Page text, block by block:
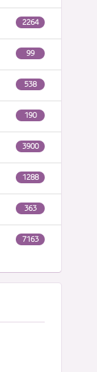
2264
99
538
190
3900
1288
363
7163